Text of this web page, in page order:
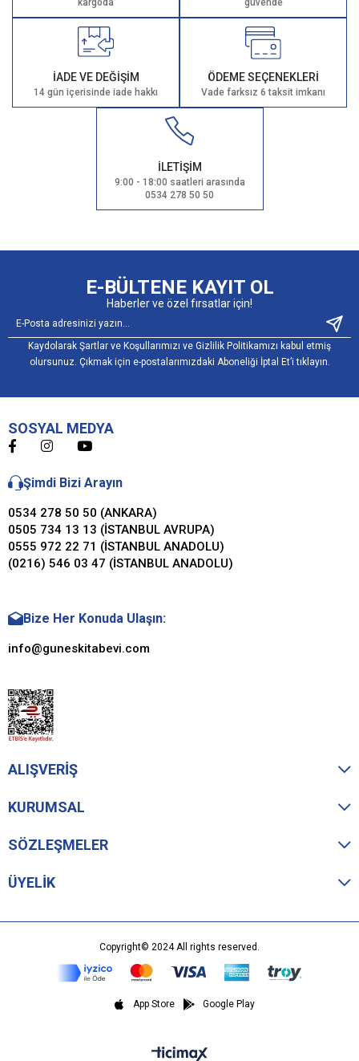
İADE VE DEĞİŞİM
14 gün içerisinde iade hakkı
ÖDEME SEÇENEKLERİ
Vade farksız 6 taksit imkanı
İLETİŞİM
9:00 - 18:00 saatleri arasında
0534 278 50 50
E-BÜLTENE KAYIT OL
Haberler ve özel fırsatlar için!
Kaydolarak Şartlar ve Koşullarımızı ve Gizlilik Politikamızı kabul etmiş
olursunuz. Çıkmak için e-postalarımızdaki Aboneliği İptal Et’i tıklayın.
SOSYAL MEDYA
Şimdi Bizi Arayın
0534 278 50 50 (ANKARA)
0505 734 13 13 (İSTANBUL AVRUPA)
0555 972 22 71 (İSTANBUL ANADOLU)
(0216) 546 03 47 (İSTANBUL ANADOLU)
Bize Her Konuda Ulaşın:
info@guneskitabevi.com
ALIŞVERİŞ
KURUMSAL
SÖZLEŞMELER
ÜYELİK
Copyright© 2024 All rights reserved.
App Store Google Play